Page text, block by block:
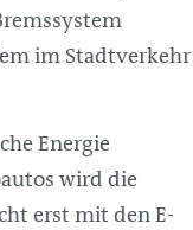
im Stadtverkehr
Energie
wird die
erst mit den E-